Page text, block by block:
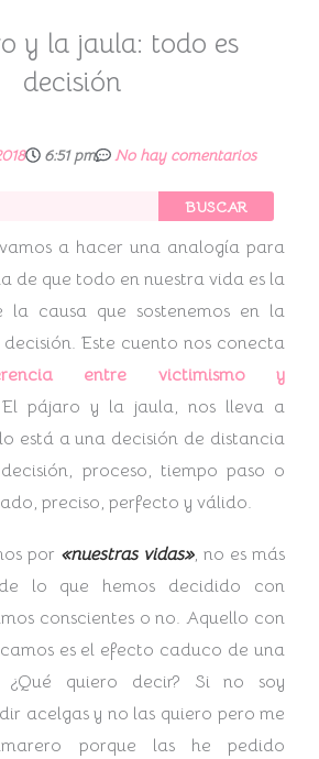
y la jaula: todo es
decisión
6:51 pm No hay comentarios
BUSCAR
a hacer una analogía para
de que todo en nuestra vida es la
la causa que sostenemos en la
Este cuento nos conecta
entre victimismo y
pájaro y la jaula, nos lleva a
está a una decisión de distancia
proceso, tiempo paso o
preciso, perfecto y válido.
por «nuestras vidas», no es más
lo que hemos decidido con
conscientes o no. Aquello con
es el efecto caduco de una
¿Qué quiero decir? Si no soy
acelgas y no las quiero pero me
porque las he pedido